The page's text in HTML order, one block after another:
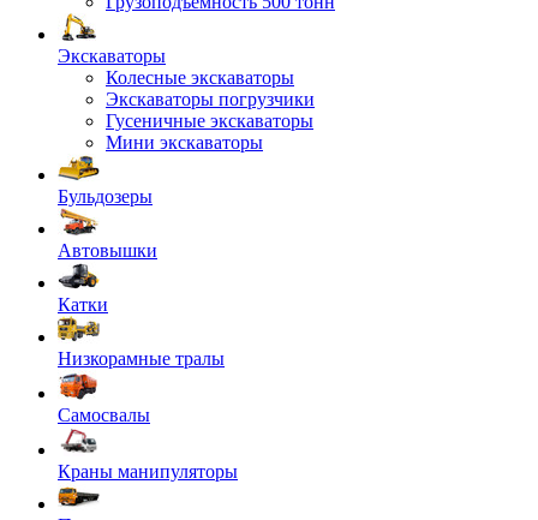
Экскаваторы
Колесные экскаваторы
Экскаваторы погрузчики
Гусеничные экскаваторы
Мини экскаваторы
Бульдозеры
Автовышки
Катки
Низкорамные тралы
Самосвалы
Краны манипуляторы